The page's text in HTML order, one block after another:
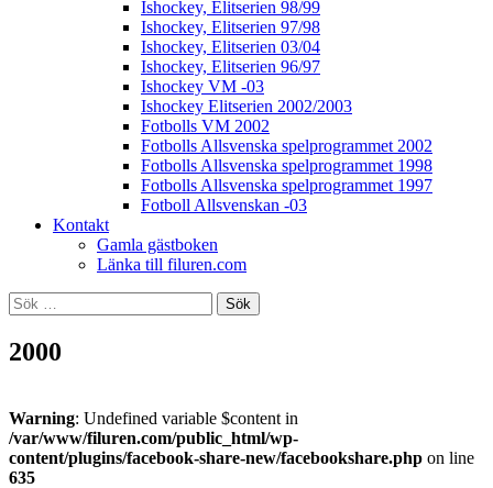
Ishockey, Elitserien 98/99
Ishockey, Elitserien 97/98
Ishockey, Elitserien 03/04
Ishockey, Elitserien 96/97
Ishockey VM -03
Ishockey Elitserien 2002/2003
Fotbolls VM 2002
Fotbolls Allsvenska spelprogrammet 2002
Fotbolls Allsvenska spelprogrammet 1998
Fotbolls Allsvenska spelprogrammet 1997
Fotboll Allsvenskan -03
Kontakt
Gamla gästboken
Länka till filuren.com
Sök
efter:
2000
Warning: Undefined variable $content in
/var/www/filuren.com/public_html/wp-
content/plugins/facebook-share-new/facebookshare.php on line
635